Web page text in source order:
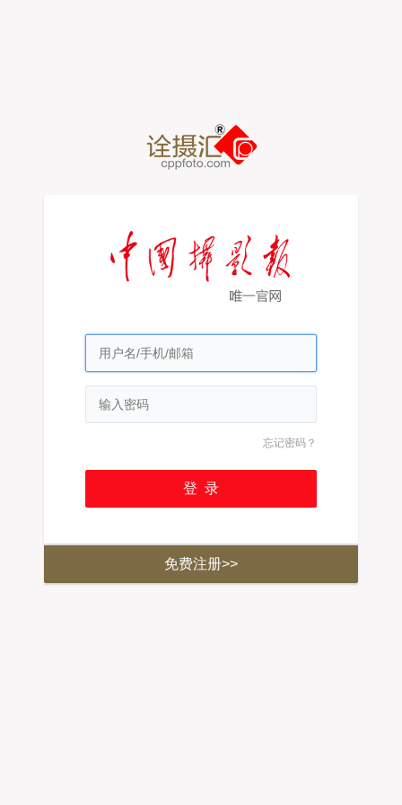
忘记密码？
免费注册>>